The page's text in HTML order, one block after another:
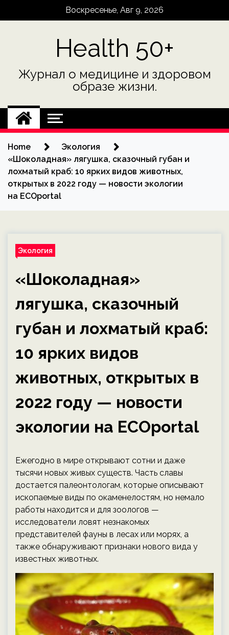
Воскресенье, Авг 9, 2026
Health 50+
Журнал о медицине и здоровом
образе жизни.
Home
Экология
«Шоколадная» лягушка, сказочный губан и
лохматый краб: 10 ярких видов животных,
открытых в 2022 году — новости экологии
на ECOportal
Экология
«Шоколадная»
лягушка, сказочный
губан и лохматый краб:
10 ярких видов
животных, открытых в
2022 году — новости
экологии на ECOportal
Ежегодно в мире открывают сотни и даже
тысячи новых живых существ. Часть славы
достается палеонтологам, которые описывают
ископаемые виды по окаменелостям, но немало
работы находится и для зоологов —
исследователи ловят незнакомых
представителей фауны в лесах или морях, а
также обнаруживают признаки нового вида у
известных животных.